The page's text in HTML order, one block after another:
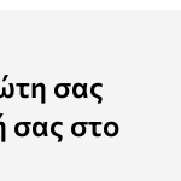
σας
σας στο